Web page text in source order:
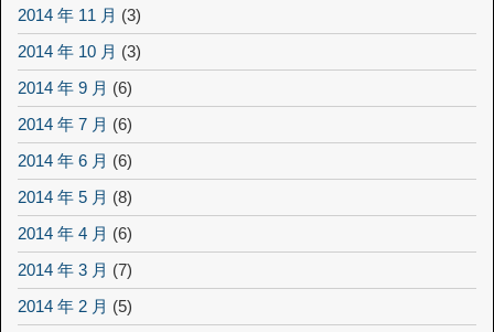
2014 年 11 月 (3)
2014 年 10 月 (3)
2014 年 9 月 (6)
2014 年 7 月 (6)
2014 年 6 月 (6)
2014 年 5 月 (8)
2014 年 4 月 (6)
2014 年 3 月 (7)
2014 年 2 月 (5)